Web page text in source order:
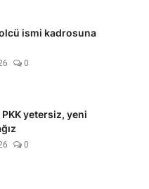
ismi kadrosuna
0
PKK yetersiz, yeni
0